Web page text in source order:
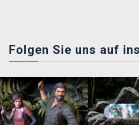
Folgen Sie uns auf